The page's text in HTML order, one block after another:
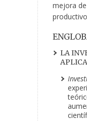
mejora
LA